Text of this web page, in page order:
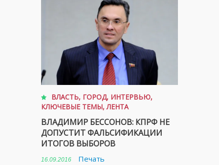
ВЛАСТЬ, ГОРОД, ИНТЕРВЬЮ,
КЛЮЧЕВЫЕ ТЕМЫ,ЛЕНТА
ВЛАДИМИР БЕССОНОВ: КПРФ НЕ
ДОПУСТИТ ФАЛЬСИФИКАЦИИ
ИТОГОВ ВЫБОРОВ
16.09.2016
Печать